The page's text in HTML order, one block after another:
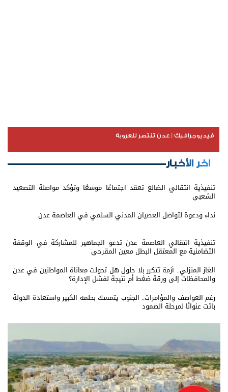
فيديوجرافيك | عدن تنتصر للعروبة
اخر الأخبار
تنفيذية انتقالي الضالع تعقد اجتماعًا موسعًا وتؤكد مواصلة التصعيد
الشعبي
نداء ودعوة لتواصل العصيان المدني السلمي في العاصمة عدن
تنفيذية انتقالي العاصمة عدن تدعو الجماهير للمشاركة في الوقفة
التضامنية مع المعتقل البطل معين المقرحي
الغاز المنزلي.. أزمة تتكرر بلا حلول هل تحولت معاناة المواطنين في عدن
والمحافظات إلى ورقة ضغط أم نتيجة لفشل الإدارة؟
رغم العواصف والمؤامرات.. الجنوب يتمسك بحلمه الكبير واستعادة الدولة
باتت عنوانًا لمرحلة الصمود